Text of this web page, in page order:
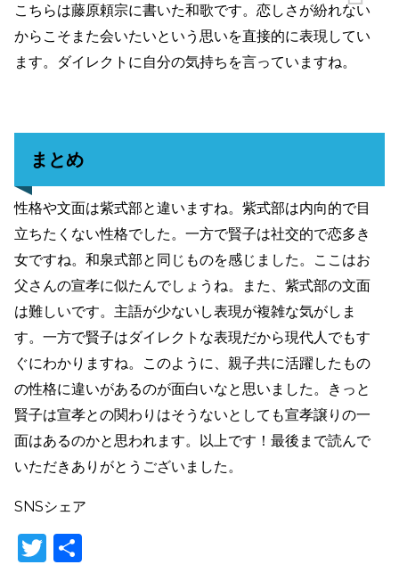
こちらは藤原頼宗に書いた和歌です。恋しさが紛れない
からこそまた会いたいという思いを直接的に表現してい
ます。ダイレクトに自分の気持ちを言っていますね。
まとめ
性格や文面は紫式部と違いますね。紫式部は内向的で目
立ちたくない性格でした。一方で賢子は社交的で恋多き
女ですね。和泉式部と同じものを感じました。ここはお
父さんの宣孝に似たんでしょうね。また、紫式部の文面
は難しいです。主語が少ないし表現が複雑な気がしま
す。一方で賢子はダイレクトな表現だから現代人でもす
ぐにわかりますね。このように、親子共に活躍したもの
の性格に違いがあるのが面白いなと思いました。きっと
賢子は宣孝との関わりはそうないとしても宣孝譲りの一
面はあるのかと思われます。以上です！最後まで読んで
いただきありがとうございました。
SNSシェア
T